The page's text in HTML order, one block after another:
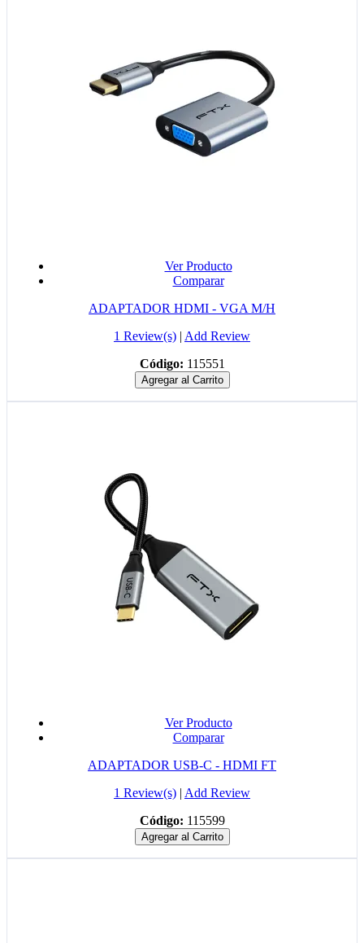
Ver Producto
Comparar
ADAPTADOR HDMI - VGA M/H
1 Review(s) | Add Review
Código: 115551
Agregar al Carrito
Ver Producto
Comparar
ADAPTADOR USB-C - HDMI FT
1 Review(s) | Add Review
Código: 115599
Agregar al Carrito